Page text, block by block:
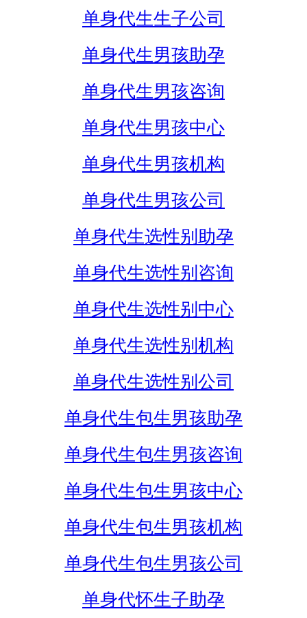
单身代生生子公司
单身代生男孩助孕
单身代生男孩咨询
单身代生男孩中心
单身代生男孩机构
单身代生男孩公司
单身代生选性别助孕
单身代生选性别咨询
单身代生选性别中心
单身代生选性别机构
单身代生选性别公司
单身代生包生男孩助孕
单身代生包生男孩咨询
单身代生包生男孩中心
单身代生包生男孩机构
单身代生包生男孩公司
单身代怀生子助孕